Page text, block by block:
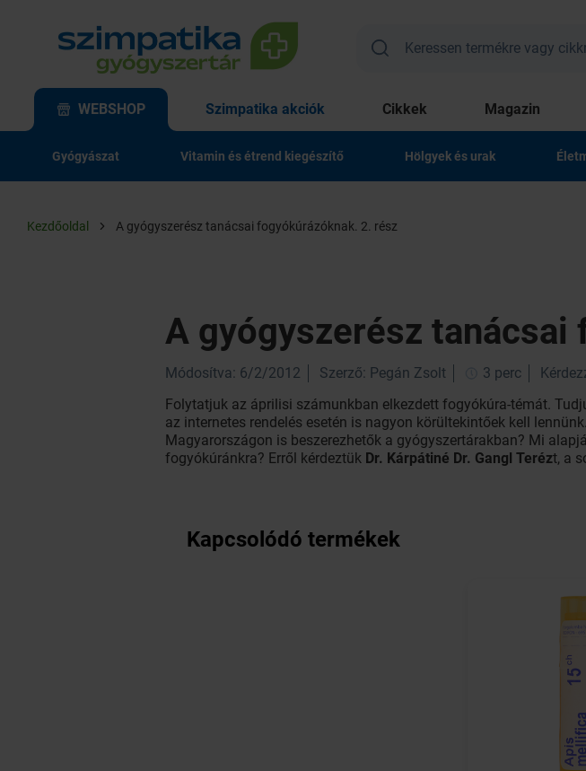
WEBSHOP Szimpatika akciók Cikkek Magazin
Gyógyászat Vitamin és étrend kiegészítő Hölgyek és urak
Kezdőoldal A gyógyszerész tanácsai fogyókúrázóknak. 2. rész
A gyógyszerész tanácsai
Módosítva: 6/2/2012 Szerző: Pegán Zsolt 3 perc
Folytatjuk az áprilisi számunkban elkezdett fogyókúra-témát.
az internetes rendelés esetén is nagyon körültekintőek kell
Magyarországon is beszerezhetők a gyógyszertárakban? Mi
fogyókúránkra? Erről kérdeztük Dr. Kárpátiné Dr. Gangl Terézt, a
Kapcsolódó termékek